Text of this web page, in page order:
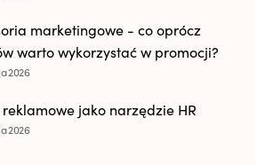
marketingowe - co oprócz
warto wykorzystać w promocji?
2026
reklamowe jako narzędzie HR
2026